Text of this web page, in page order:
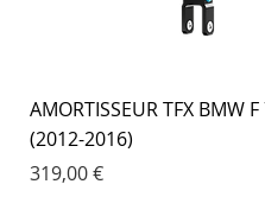
AMORTISSEUR TFX BMW
(2012-2016)
Prix
319,00 €